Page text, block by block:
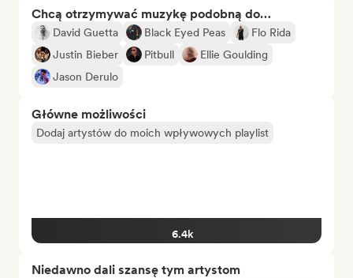
Chcą otrzymywać muzykę podobną do…
David Guetta Black Eyed Peas
Flo Rida
Justin Bieber
Pitbull
Ellie Goulding
Jason Derulo
Główne możliwości
Dodaj artystów do moich wpływowych playlist
6.4k
Niedawno dali szansę tym artystom